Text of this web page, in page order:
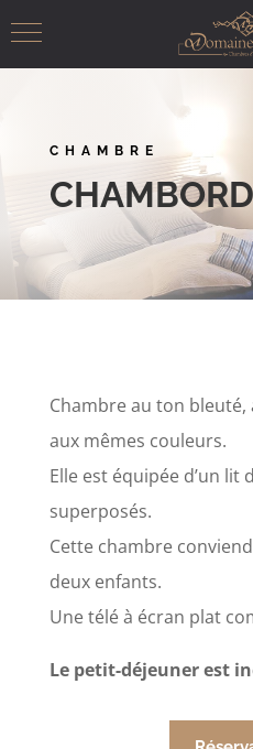
CHAMBRE
CHAMBORD
Chambre au ton bleuté,
aux mêmes couleurs.
Elle est équipée d’un lit
superposés.
Cette chambre
deux enfants.
Une télé à écran plat
Le petit-déjeuner est